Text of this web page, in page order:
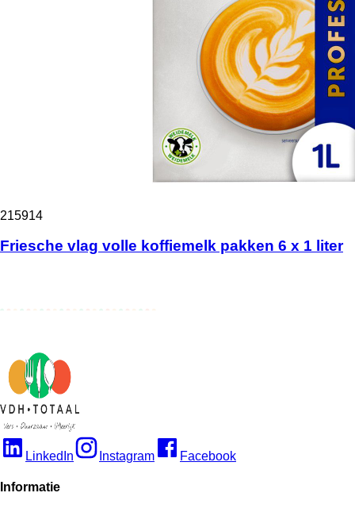
215914
Friesche vlag volle koffiemelk pakken 6 x 1 liter
LinkedIn Instagram Facebook
Informatie